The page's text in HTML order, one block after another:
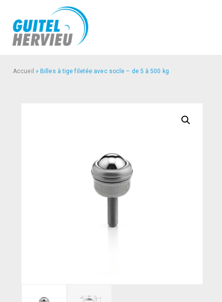
Accueil » Billes à tige filetée avec socle – de 5 à 500 kg